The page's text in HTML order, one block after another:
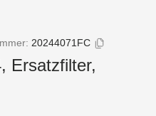
20244071FC
Ersatzfilter,